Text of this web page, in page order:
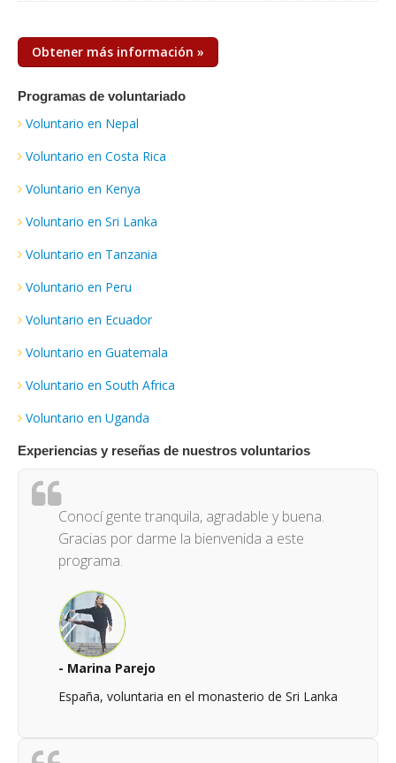
Obtener más información »
Programas de voluntariado
Voluntario en Nepal
Voluntario en Costa Rica
Voluntario en Kenya
Voluntario en Sri Lanka
Voluntario en Tanzania
Voluntario en Peru
Voluntario en Ecuador
Voluntario en Guatemala
Voluntario en South Africa
Voluntario en Uganda
Experiencias y reseñas de nuestros voluntarios
Conocí gente tranquila, agradable y buena.
Gracias por darme la bienvenida a este
programa.
- Marina Parejo
España, voluntaria en el monasterio de Sri Lanka